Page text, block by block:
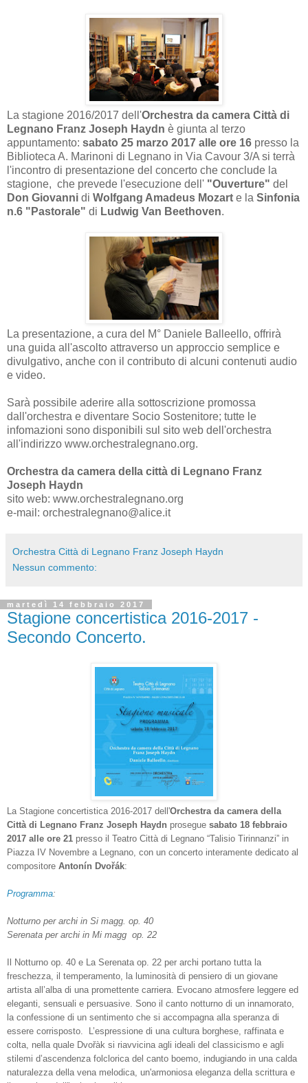
La stagione 2016/2017 dell'Orchestra da camera Città di
Legnano Franz Joseph Haydn è giunta al terzo
appuntamento: sabato 25 marzo 2017 alle ore 16 presso la
Biblioteca A. Marinoni di Legnano in Via Cavour 3/A si terrà
l'incontro di presentazione del concerto che conclude la
stagione, che prevede l'esecuzione dell' "Ouverture" del
Don Giovanni di Wolfgang Amadeus Mozart e la Sinfonia
n.6 "Pastorale" di Ludwig Van Beethoven.
La presentazione, a cura del M° Daniele Balleello, offrirà
una guida all'ascolto attraverso un approccio semplice e
divulgativo, anche con il contributo di alcuni contenuti audio
e video.
Sarà possibile aderire alla sottoscrizione promossa
dall'orchestra e diventare Socio Sostenitore; tutte le
infomazioni sono disponibili sul sito web dell'orchestra
all'indirizzo www.orchestralegnano.org.
Orchestra da camera della città di Legnano Franz
Joseph Haydn
sito web: www.orchestralegnano.org
e-mail: orchestralegnano@alice.it
Orchestra Città di Legnano Franz Joseph Haydn
Nessun commento:
martedì 14 febbraio 2017
Stagione concertistica 2016-2017 -
Secondo Concerto.
La Stagione concertistica 2016-2017 dell'Orchestra da camera della
Città di Legnano Franz Joseph Haydn prosegue sabato 18 febbraio
2017 alle ore 21 presso il Teatro Città di Legnano “Talisio Tirinnanzi” in
Piazza IV Novembre a Legnano, con un concerto interamente dedicato al
compositore Antonín Dvořák:
Programma:
Notturno per archi in Si magg. op. 40
Serenata per archi in Mi magg op. 22
Il Notturno op. 40 e La Serenata op. 22 per archi portano tutta la
freschezza, il temperamento, la luminosità di pensiero di un giovane
artista all’alba di una promettente carriera. Evocano atmosfere leggere ed
eleganti, sensuali e persuasive. Sono il canto notturno di un innamorato,
la confessione di un sentimento che si accompagna alla speranza di
essere corrisposto. L’espressione di una cultura borghese, raffinata e
colta, nella quale Dvořàk si riavvicina agli ideali del classicismo e agli
stilemi d’ascendenza folclorica del canto boemo, indugiando in una calda
naturalezza della vena melodica, un'armoniosa eleganza della scrittura e